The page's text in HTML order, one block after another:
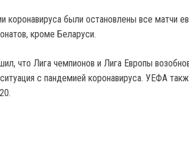
коронавируса были остановлены все матчи
кроме Беларуси.
что Лига чемпионов и Лига Европы
с пандемией коронавируса. УЕФА